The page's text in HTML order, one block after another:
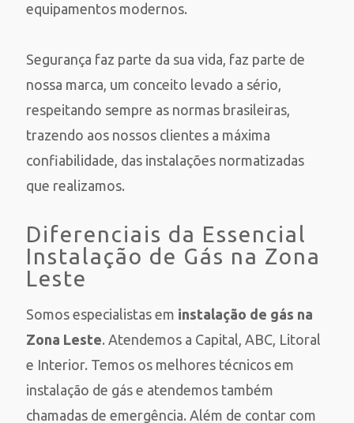
equipamentos modernos.
Segurança faz parte da sua vida, faz parte de
nossa marca, um conceito levado a sério,
respeitando sempre as normas brasileiras,
trazendo aos nossos clientes a máxima
confiabilidade, das instalações normatizadas
que realizamos.
Diferenciais da Essencial
Instalação de Gás na Zona
Leste
Somos especialistas em instalação de gás na
Zona Leste. Atendemos a Capital, ABC, Litoral
e Interior. Temos os melhores técnicos em
instalação de gás e atendemos também
chamadas de emergência. Além de contar com